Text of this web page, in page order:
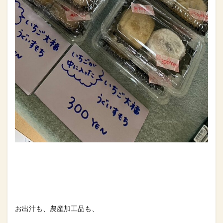
お出汁も、農産加工品も、⁡